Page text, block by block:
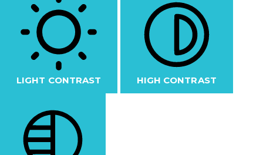
LIGHT CONTRAST HIGH CONTRAST